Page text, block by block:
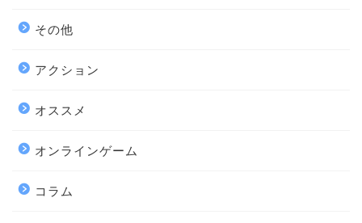
その他
アクション
オススメ
オンラインゲーム
コラム